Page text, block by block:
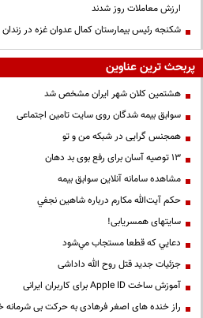
ارزش معاملات روز شدند
شکنجه رئیس بیمارستان کمال عدوان غزه در
پربحث ترین عناوین
هشتمین کلان شهر ایران مشخص شد
سوابق بیمه شدگان روی سایت تامین اجتماعی
همجنس گرایی در شبکه من و تو
13 توصیه آسان برای رفع بوی بد دهان
مشاهده سامانه آنلاين سوابق بیمه
حكم آيت‌الله مكارم درباره شاهين نجفي
سایتهای همسریابی!
دعايي كه قطعا مستجاب مي‌شود
جزئیات جدید قتل روح الله داداشی
آموزش ساخت Apple ID برای کاربران ایرانی
راز خنده های اصغر فرهادی به حرکت بی شرمانه